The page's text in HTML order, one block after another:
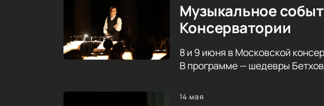
Музыкальное
Консерватории
8 и 9 июня в Московской
В программе — шедевры
14 мая